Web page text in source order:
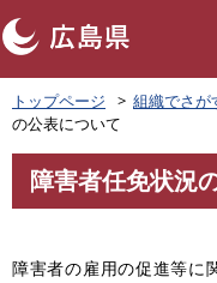
ペ
ー
ジ
の
頭
す
トップページ 組織でさが
の公表について
文
障害者任免状況
障害者の雇用の促進等に